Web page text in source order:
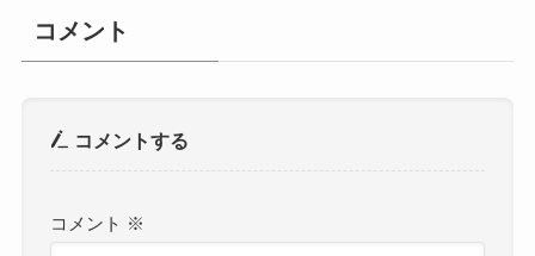
コメント
コメントする
コメント ※